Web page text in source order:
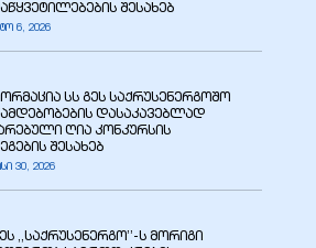
შესახებ
6, 2026
სს გეს საქრუსენერგოშო
დასაკავებლად
ღია კონკურსის
შესახებ
30, 2026
,,საქრუსენერგო’’-ს მორიგი